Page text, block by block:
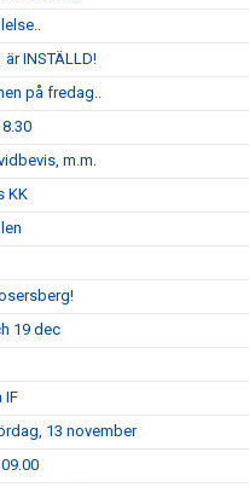
INSTÄLLD!
på fredag..
m.m.
KK
19 dec
IF
13 november